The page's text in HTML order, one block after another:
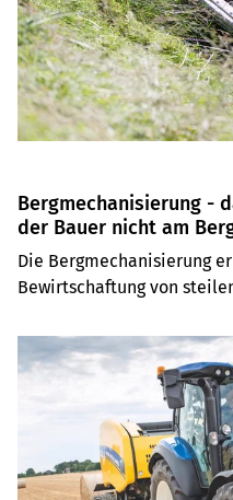
Bergmechanisierung -
der Bauer nicht am
Die Bergmechanisierung
Bewirtschaftung von
Schweizer Hersteller wie
haben dabei Konkurrenz
und anderen Marken.